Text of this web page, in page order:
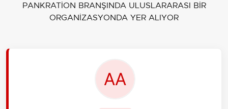
PANKRATİON BRANŞINDA ULUSLARARASI BİR
ORGANİZASYONDA YER ALIYOR